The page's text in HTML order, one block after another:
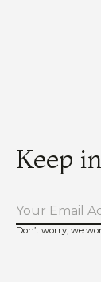
Keep
Don’t worry, we